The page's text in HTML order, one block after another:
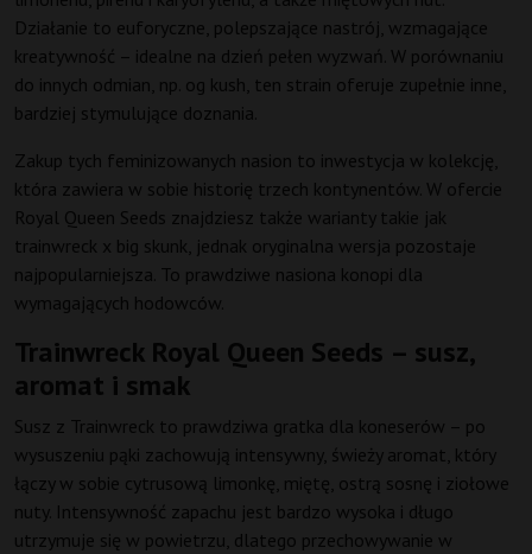
Działanie to euforyczne, polepszające nastrój, wzmagające
kreatywność – idealne na dzień pełen wyzwań. W porównaniu
do innych odmian, np. og kush, ten strain oferuje zupełnie inne,
bardziej stymulujące doznania.
Zakup tych feminizowanych nasion to inwestycja w kolekcję,
która zawiera w sobie historię trzech kontynentów. W ofercie
Royal Queen Seeds znajdziesz także warianty takie jak
trainwreck x big skunk, jednak oryginalna wersja pozostaje
najpopularniejsza. To prawdziwe nasiona konopi dla
wymagających hodowców.
Trainwreck Royal Queen Seeds – susz,
aromat i smak
Susz z Trainwreck to prawdziwa gratka dla koneserów – po
wysuszeniu pąki zachowują intensywny, świeży aromat, który
łączy w sobie cytrusową limonkę, miętę, ostrą sosnę i ziołowe
nuty. Intensywność zapachu jest bardzo wysoka i długo
utrzymuje się w powietrzu, dlatego przechowywanie w